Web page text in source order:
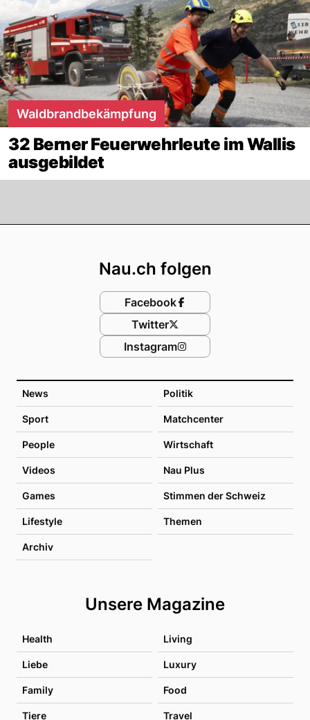
Waldbrandbekämpfung
32 Berner Feuerwehrleute im Wallis
ausgebildet
News Politik
Sport Matchcenter
People Wirtschaft
Videos Nau Plus
Games Stimmen der Schweiz
Lifestyle Themen
Archiv
Unsere Magazine
Health Living
Liebe Luxury
Family Food
Tiere Travel
Nau.ch folgen
Facebook
Twitter
Instagram